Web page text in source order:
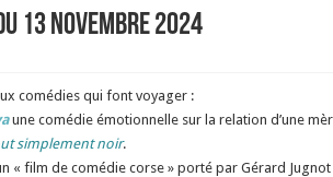
13 novembre 2024
comédies qui font voyager :
une comédie émotionnelle sur la relation d’une
simplement noir.
« film de comédie corse » porté par Gérard